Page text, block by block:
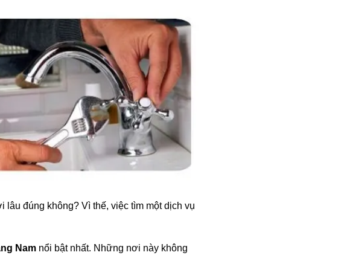
lâu đúng không? Vì thế, việc tìm một dịch vụ
Nam nổi bật nhất. Những nơi này không